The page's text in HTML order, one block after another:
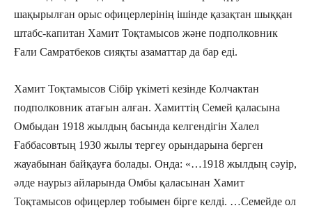
шақырылған орыс офицерлерінің ішінде қазақтан шыққан
штабс-капитан Хамит Тоқтамысов және подполковник
Ғали Самратбеков сияқты азаматтар да бар еді.
Хамит Тоқтамысов Сібір үкіметі кезінде Колчактан
подполковник атағын алған. Хамиттің Семей қаласына
Омбыдан 1918 жылдың басында келгендігін Халел
Ғаббасовтың 1930 жылы тергеу орындарына берген
жауабынан байқауға болады. Онда: «…1918 жылдың сәуір,
әлде наурыз айларында Омбы қаласынан Хамит
Тоқтамысов офицерлер тобымен бірге келді. …Семейде ол